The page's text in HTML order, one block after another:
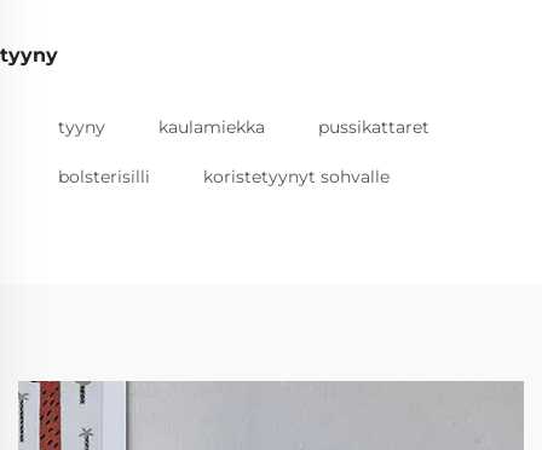
tyyny
tyyny kaulamiekka pussikattaret
bolsterisilli koristetyynyt sohvalle